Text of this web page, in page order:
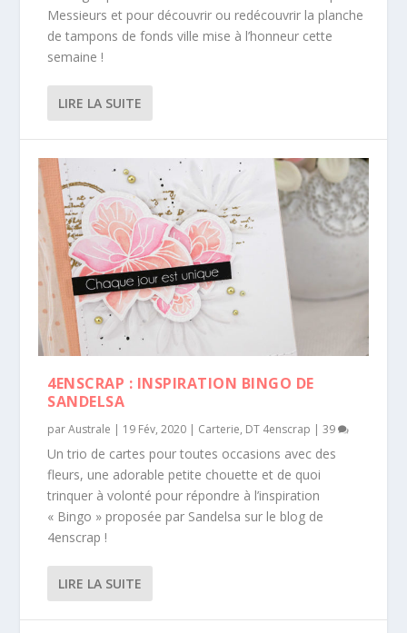
Messieurs et pour découvrir ou redécouvrir la planche
de tampons de fonds ville mise à l’honneur cette
semaine !
LIRE LA SUITE
4ENSCRAP : INSPIRATION BINGO DE
SANDELSA
parAustrale | 19 Fév, 2020 | Carterie, DT 4enscrap |39
Un trio de cartes pour toutes occasions avec des
fleurs, une adorable petite chouette et de quoi
trinquer à volonté pour répondre à l’inspiration
« Bingo » proposée par Sandelsa sur le blog de
4enscrap !
LIRE LA SUITE